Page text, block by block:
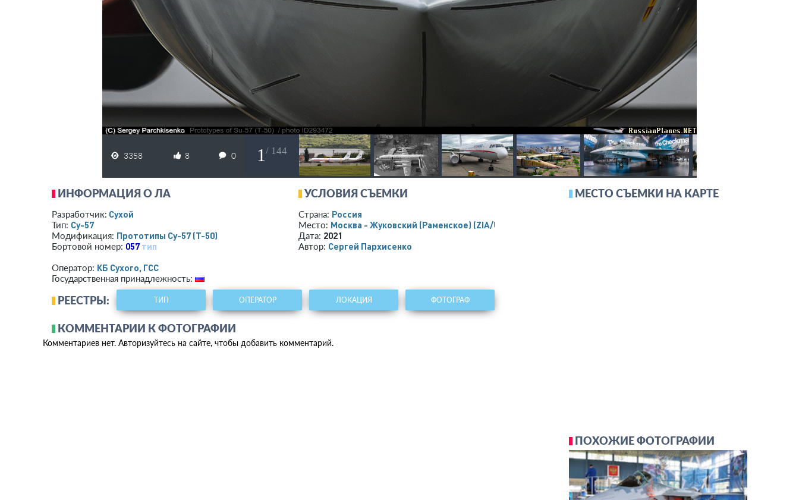
3358 8 0 1 / 144
ИНФОРМАЦИЯ О ЛА
Разработчик: Сухой
Тип: Су-57
Модификация: Прототипы Су-57 (Т-50)
Бортовой номер: 057 тип
Оператор: КБ Сухого, ГСС
Государственная принадлежность:
УСЛОВИЯ СЪЕМКИ
Страна: Россия
Место: Москва - Жуковский (Раменское) (ZIA/UUBW)
Дата: 2021
Автор: Сергей Пархисенко
РЕЕСТРЫ: ТИП ОПЕРАТОР ЛОКАЦИЯ ФОТОГРАФ
КОММЕНТАРИИ К ФОТОГРАФИИ
Комментариев нет. Авторизуйтесь на сайте, чтобы добавить комментарий.
МЕСТО СЪЕМКИ НА КАРТЕ
ПОХОЖИЕ ФОТОГРАФИИ